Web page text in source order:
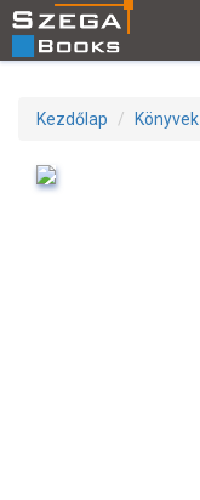
Kezdőlap Könyvek